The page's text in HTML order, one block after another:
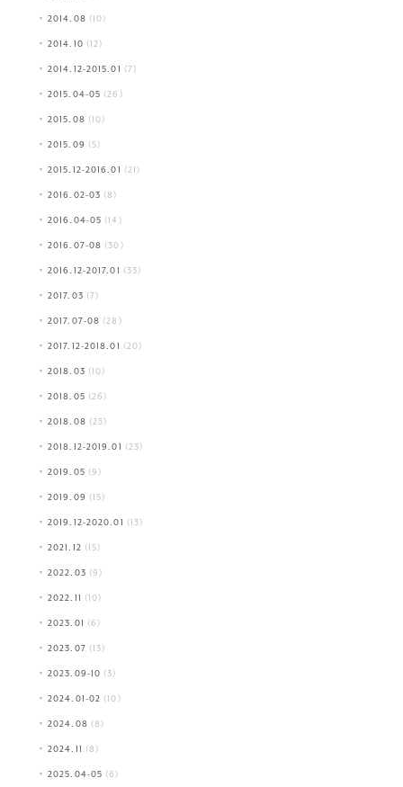
2014.08 (10)
2014.10 (12)
2014.12-2015.01 (7)
2015.04-05 (26)
2015.08 (10)
2015.09 (5)
2015.12-2016.01 (21)
2016.02-03 (8)
2016.04-05 (14)
2016.07-08 (30)
2016.12-2017.01 (33)
2017.03 (7)
2017.07-08 (28)
2017.12-2018.01 (20)
2018.03 (10)
2018.05 (26)
2018.08 (25)
2018.12-2019.01 (23)
2019.05 (9)
2019.09 (15)
2019.12-2020.01 (13)
2021.12 (15)
2022.03 (9)
2022.11 (10)
2023.01 (6)
2023.07 (13)
2023.09-10 (3)
2024.01-02 (10)
2024.08 (8)
2024.11 (8)
2025.04-05 (6)